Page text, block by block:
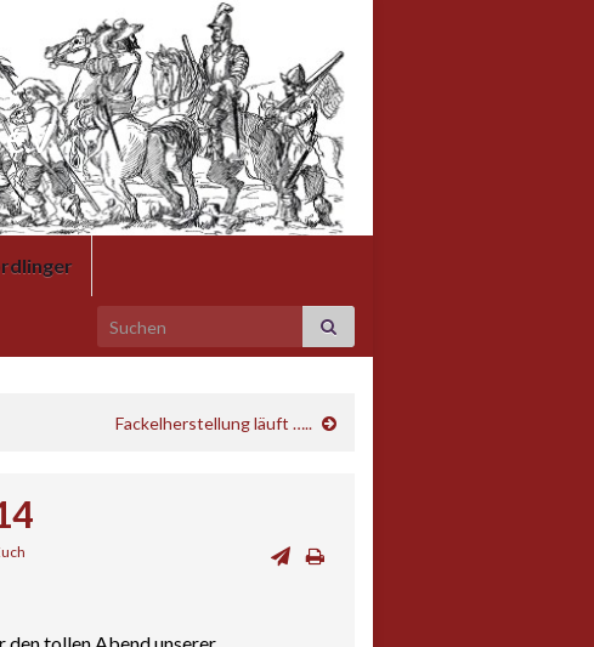
Search for:
Fackelherstellung läuft …..